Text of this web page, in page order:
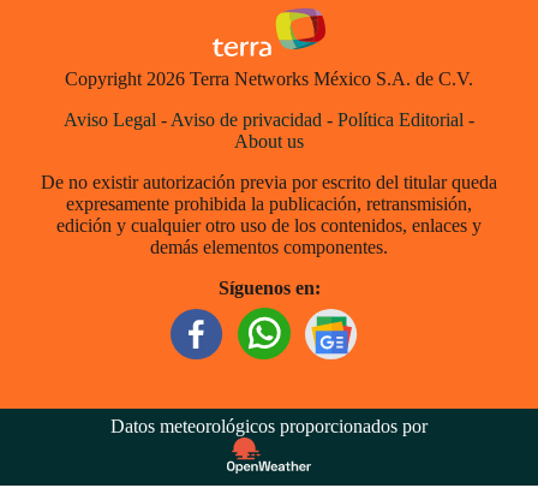
Copyright 2026 Terra Networks México S.A. de C.V.
Aviso Legal - Aviso de privacidad - Política Editorial -
About us
De no existir autorización previa por escrito del titular queda
expresamente prohibida la publicación, retransmisión,
edición y cualquier otro uso de los contenidos, enlaces y
demás elementos componentes.
Síguenos en:
Datos meteorológicos proporcionados por